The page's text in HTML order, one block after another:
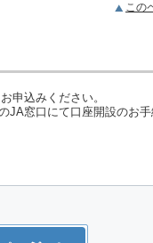
この
申込みください。
JA窓口にて口座開設のお手